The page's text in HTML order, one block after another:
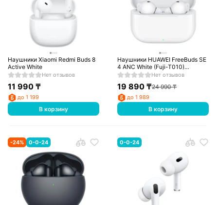
Наушники Xiaomi Redmi Buds 8
Active White
Нет отзывов
11 990₸
до 1 199
В корзину
Наушники HUAWEI FreeBuds SE
4 ANC White (Fuji-T010)
(55038500) Нет отзывов
19 890 ₸24 990₸
до 1 989
В корзину
-24% 0-0-24 0-0-24